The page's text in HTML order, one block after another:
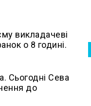
викладачеві
о 8 годині.
Сьогодні Сева
до